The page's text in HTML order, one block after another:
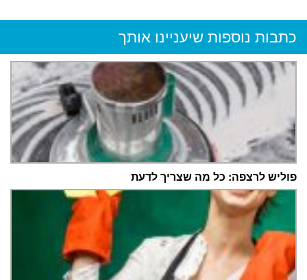
כתבות נוספות שיעניינו אותך
פוליש לרצפה: כל מה שצריך לדעת